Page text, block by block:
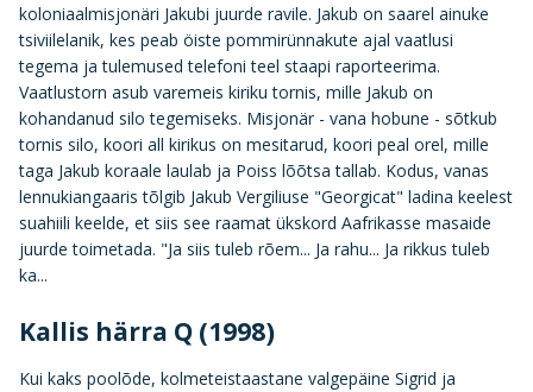
koloniaalmisjonäri Jakubi juurde ravile. Jakub on saarel ainuke
tsiviilelanik, kes peab öiste pommirünnakute ajal vaatlusi
tegema ja tulemused telefoni teel staapi raporteerima.
Vaatlustorn asub varemeis kiriku tornis, mille Jakub on
kohandanud silo tegemiseks. Misjonär - vana hobune - sõtkub
tornis silo, koori all kirikus on mesitarud, koori peal orel, mille
taga Jakub koraale laulab ja Poiss lõõtsa tallab. Kodus, vanas
lennukiangaaris tõlgib Jakub Vergiliuse "Georgicat" ladina keelest
suahiili keelde, et siis see raamat ükskord Aafrikasse masaide
juurde toimetada. "Ja siis tuleb rõem... Ja rahu... Ja rikkus tuleb
ka...
Kallis härra Q (1998)
Kui kaks poolõde, kolmeteistaastane valgepäine Sigrid ja